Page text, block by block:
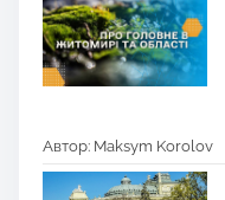
Автор: Maksym Korolov